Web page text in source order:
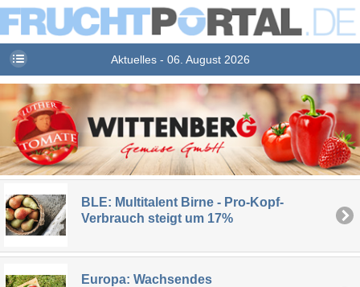
Aktuelles - 06. August 2026
BLE: Multitalent Birne - Pro-Kopf-
Verbrauch steigt um 17%
Europa: Wachsendes